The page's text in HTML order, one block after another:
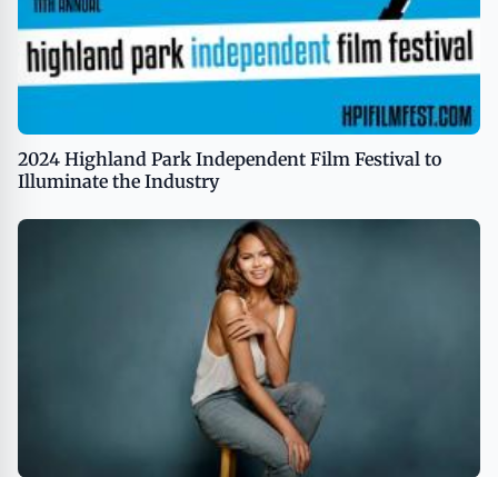
2024 Highland Park Independent Film Festival to
Illuminate the Industry